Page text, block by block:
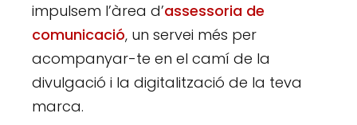
impulsem l’àrea d’assessoria de
comunicació, un servei més per
acompanyar-te en el camí de la
divulgació i la digitalització de la teva
marca.